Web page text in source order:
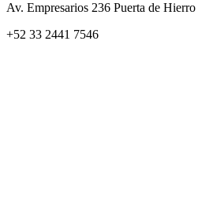
Av. Empresarios 236 Puerta de Hierro
+52 33 2441 7546